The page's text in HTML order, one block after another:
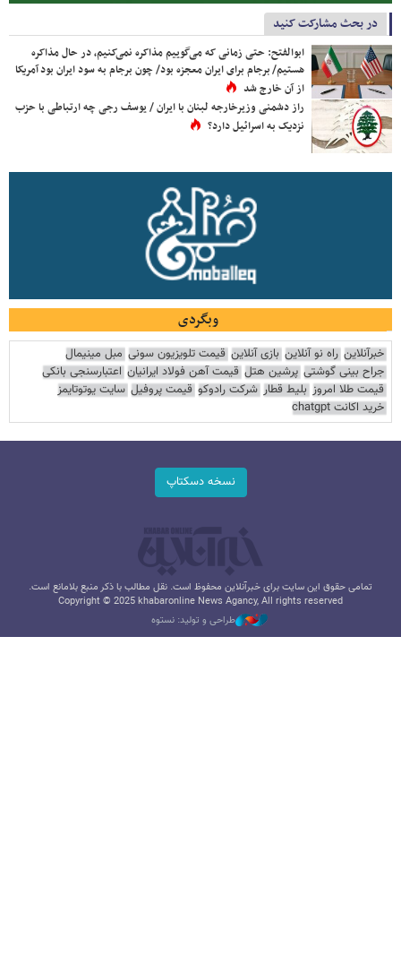
در بحث مشارکت کنید
ابوالفتح: حتی زمانی که می‌گوییم مذاکره نمی‌کنیم، در حال مذاکره
هستیم/ برجام برای ایران معجزه بود/ چون برجام به سود ایران بود آمریکا
از آن خارج شد
راز دشمنی وزیرخارجه لبنان با ایران / یوسف رجی چه ارتباطی با حزب
نزدیک به اسرائیل دارد؟
وبگردی
خبرآنلاین راه نو آنلاین بازی آنلاین قیمت تلویزیون سونی مبل مینیمال
جراح بینی گوشتی پرشین هتل قیمت آهن فولاد ایرانیان اعتبارسنجی بانکی
قیمت طلا امروز بلیط قطار شرکت رادوکو قیمت پروفیل سایت یوتوتایمز
خرید اکانت chatgpt
نسخه دسکتاپ
تمامی حقوق این سایت برای خبرآنلاین محفوظ است. نقل مطالب با ذکر منبع بلامانع است.
Copyright © 2025 khabaronline News Agancy, All rights reserved
طراحی و تولید: نستوه